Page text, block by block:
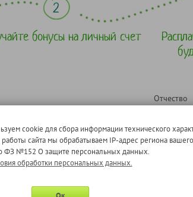
бонусы на личный счет
Отчество
Дата
cookie для сбора информации технического
сайта мы обрабатываем IP-адрес региона
ФЗ №152 О защите персональных данных.
обработки персональных данных.